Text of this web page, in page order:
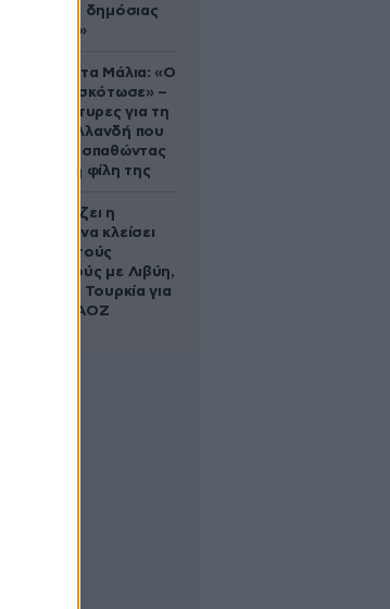
αντικείμενο δημόσιας
συζήτησης»
Τραγωδία στα Μάλια: «Ο
πανικός τη σκότωσε» –
Τι λένε μάρτυρες για τη
42χρονη Ολλανδή που
πνίγηκε προσπαθώντας
να σώσει τη φίλη της
Πώς σχεδιάζει η
κυβέρνηση να κλείσει
τους ανοιχτούς
λογαριασμούς με Λιβύη,
Αλβανία και Τουρκία για
τη χάραξη ΑΟΖ